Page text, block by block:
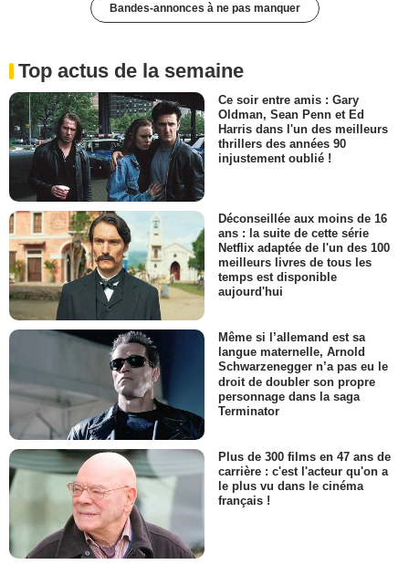
Bandes-annonces à ne pas manquer
Top actus de la semaine
Ce soir entre amis : Gary
Oldman, Sean Penn et Ed
Harris dans l'un des meilleurs
thrillers des années 90
injustement oublié !
Déconseillée aux moins de 16
ans : la suite de cette série
Netflix adaptée de l'un des 100
meilleurs livres de tous les
temps est disponible
aujourd'hui
Même si l’allemand est sa
langue maternelle, Arnold
Schwarzenegger n’a pas eu le
droit de doubler son propre
personnage dans la saga
Terminator
Plus de 300 films en 47 ans de
carrière : c'est l'acteur qu'on a
le plus vu dans le cinéma
français !